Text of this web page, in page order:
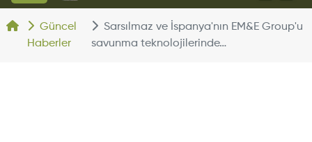
Güncel
Haberler
Sarsılmaz ve İspanya'nın EM&E Group'u
savunma teknolojilerinde…